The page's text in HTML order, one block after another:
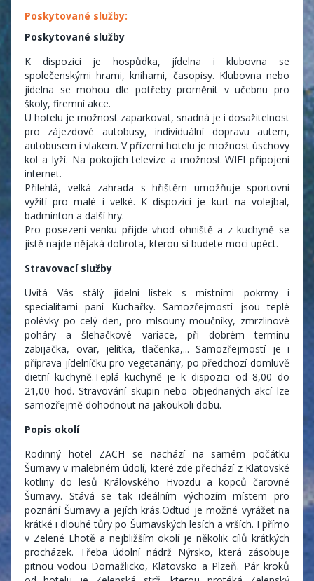
Poskytované služby:
Poskytované služby
K dispozici je hospůdka, jídelna i klubovna se
společenskými hrami, knihami, časopisy. Klubovna nebo
jídelna se mohou dle potřeby proměnit v učebnu pro
školy, firemní akce.
U hotelu je možnost zaparkovat, snadná je i dosažitelnost
pro zájezdové autobusy, individuální dopravu autem,
autobusem i vlakem. V přízemí hotelu je možnost úschovy
kol a lyží. Na pokojích televize a možnost WIFI připojení
internet.
Přilehlá, velká zahrada s hřištěm umožňuje sportovní
vyžití pro malé i velké. K dispozici je kurt na volejbal,
badminton a další hry.
Pro posezení venku přijde vhod ohniště a z kuchyně se
jistě najde nějaká dobrota, kterou si budete moci upéct.
Stravovací služby
Uvítá Vás stálý jídelní lístek s místními pokrmy i
specialitami paní Kuchařky. Samozřejmostí jsou teplé
polévky po celý den, pro mlsouny moučníky, zmrzlinové
poháry a šlehačkové variace, při dobrém termínu
zabijačka, ovar, jelítka, tlačenka,... Samozřejmostí je i
příprava jídelníčku pro vegetariány, po předchozí domluvě
dietní kuchyně.Teplá kuchyně je k dispozici od 8,00 do
21,00 hod. Stravování skupin nebo objednaných akcí lze
samozřejmě dohodnout na jakoukoli dobu.
Popis okolí
Rodinný hotel ZACH se nachází na samém počátku
Šumavy v malebném údolí, které zde přechází z Klatovské
kotliny do lesů Královského Hvozdu a kopců čarovné
Šumavy. Stává se tak ideálním výchozím místem pro
poznání Šumavy a jejích krás.Odtud je možné vyrážet na
krátké i dlouhé tůry po Šumavských lesích a vrších. I přímo
v Zelené Lhotě a nejbližším okolí je několik cílů krátkých
procházek. Třeba údolní nádrž Nýrsko, která zásobuje
pitnou vodou Domažlicko, Klatovsko a Plzeň. Pár kroků